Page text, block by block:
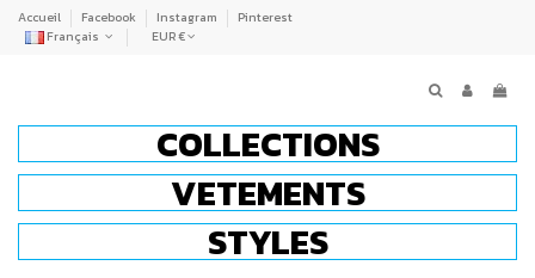
Accueil Facebook Instagram
Pinterest
Français
EUR €
COLLECTIONS
VETEMENTS
STYLES